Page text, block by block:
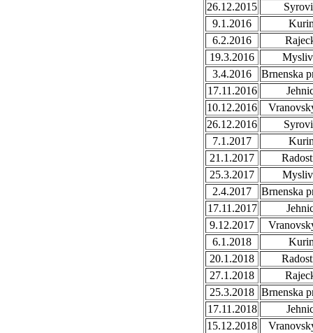
26.12.2015
9.1.2016
6.2.2016
19.3.2016
3.4.2016
Brnenska
17.11.2016
10.12.2016
26.12.2016
7.1.2017
21.1.2017
25.3.2017
2.4.2017
Brnenska
17.11.2017
9.12.2017
6.1.2018
20.1.2018
27.1.2018
25.3.2018 Brnenska
17.11.2018
15.12.2018